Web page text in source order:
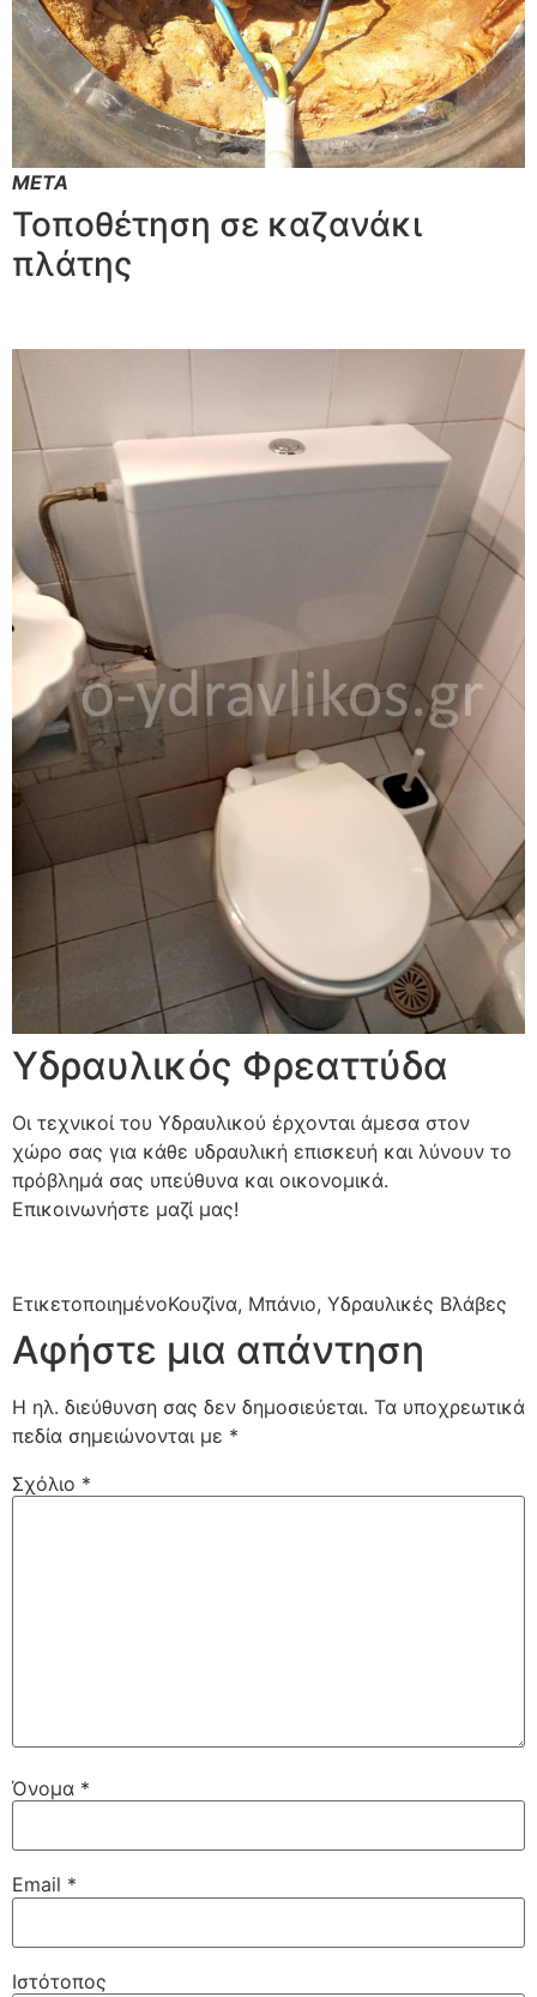
ΜΕΤΑ
Τοποθέτηση σε καζανάκι
πλάτης
Υδραυλικός Φρεαττύδα
Οι τεχνικοί του Υδραυλικού έρχονται άμεσα στον
χώρο σας για κάθε υδραυλική επισκευή και λύνουν το
πρόβλημά σας υπεύθυνα και οικονομικά.
Επικοινωνήστε μαζί μας!
ΕτικετοποιημένοΚουζίνα, Μπάνιο, Υδραυλικές Βλάβες
Αφήστε μια απάντηση
Η ηλ. διεύθυνση σας δεν δημοσιεύεται. Τα υποχρεωτικά
πεδία σημειώνονται με *
Σχόλιο *
Όνομα *
Email *
Ιστότοπος